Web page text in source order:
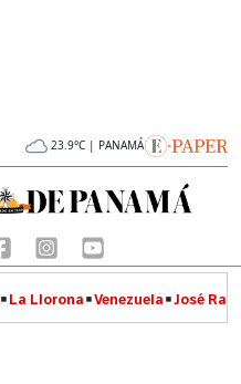
23.9°C | PANAMÁ
La Llorona Venezuela José